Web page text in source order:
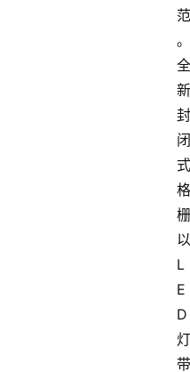
范
。
全
新
封
闭
式
格
栅
以
L
E
D
灯
带